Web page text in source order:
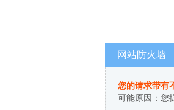
网站防火墙
您的请求带有
可能原因：您